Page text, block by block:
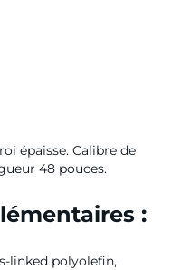
épaisse. Calibre de
48 pouces.
:
linked polyolefin,